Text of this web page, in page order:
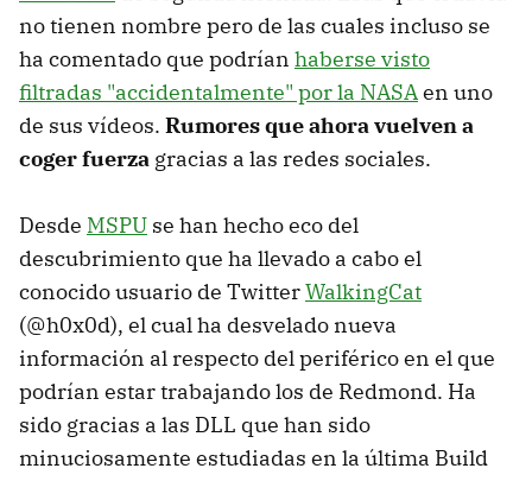
no tienen nombre pero de las cuales incluso se
ha comentado que podrían haberse visto
filtradas "accidentalmente" por la NASAen uno
de sus vídeos. Rumores que ahora vuelven a
coger fuerza gracias a las redes sociales.
Desde MSPU se han hecho eco del
descubrimiento que ha llevado a cabo el
conocido usuario de TwitterWalkingCat
(@h0x0d), el cual ha desvelado nueva
información al respecto del periférico en el que
podrían estar trabajando los de Redmond. Ha
sido gracias a las DLL que han sido
minuciosamente estudiadas en la última Build